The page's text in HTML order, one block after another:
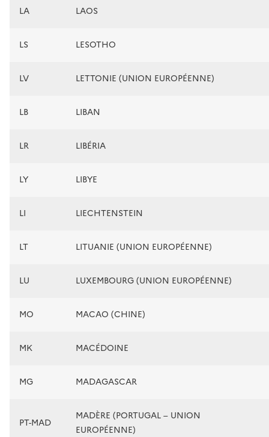
LA LAOS
LS LESOTHO
LV LETTONIE (UNION EUROPÉENNE)
LB LIBAN
LR LIBÉRIA
LY LIBYE
LI LIECHTENSTEIN
LT LITUANIE (UNION EUROPÉENNE)
LU LUXEMBOURG (UNION EUROPÉENNE)
MO MACAO (CHINE)
MK MACÉDOINE
MG MADAGASCAR
PT-MAD
MADÈRE (PORTUGAL – UNION
EUROPÉENNE)